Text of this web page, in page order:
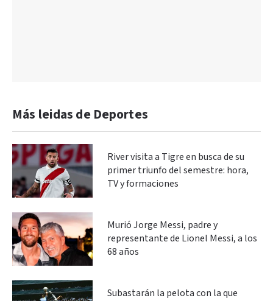
Más leidas de Deportes
River visita a Tigre en busca de su
primer triunfo del semestre: hora,
TV y formaciones
Murió Jorge Messi, padre y
representante de Lionel Messi, a los
68 años
Subastarán la pelota con la que